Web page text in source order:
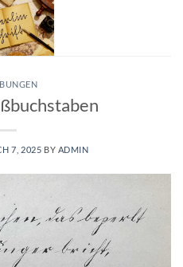
7, 2025 BY ADMIN